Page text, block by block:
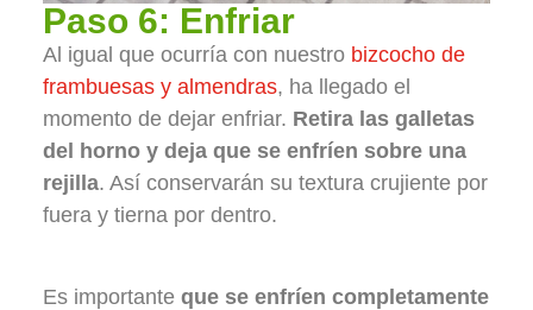
Paso 6: Enfriar
Al igual que ocurría con nuestro bizcocho de
frambuesas y almendras, ha llegado el
momento de dejar enfriar. Retira las galletas
del horno y deja que se enfríen sobre una
rejilla. Así conservarán su textura crujiente por
fuera y tierna por dentro.
Es importante que se enfríen completamente